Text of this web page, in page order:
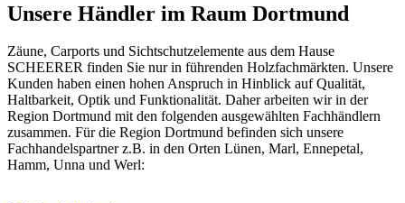
Unsere Händler im Raum Dortmund
Zäune, Carports und Sichtschutzelemente aus dem Hause
SCHEERER finden Sie nur in führenden Holzfachmärkten. Unsere
Kunden haben einen hohen Anspruch in Hinblick auf Qualität,
Haltbarkeit, Optik und Funktionalität. Daher arbeiten wir in der
Region Dortmund mit den folgenden ausgewählten Fachhändlern
zusammen. Für die Region Dortmund befinden sich unsere
Fachhandelspartner z.B. in den Orten Lünen, Marl, Ennepetal,
Hamm, Unna und Werl: